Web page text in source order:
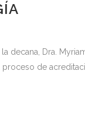
decana, Dra.
de